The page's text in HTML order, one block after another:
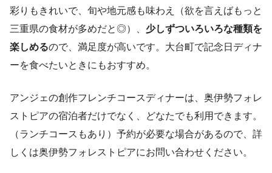
彩りもきれいで、旬や地元感も味わえ（欲を言えばもっと
三重県の食材が多めだと◎）、 少しずついろいろな種類を
楽しめるので、満足度が高いです。大台町で記念日ディナ
ーを食べたいときにもおすすめ。
アンジェの創作フレンチコースディナーは、奥伊勢フォレ
ストピアの宿泊者だけでなく、どなたでも利用できます。
（ランチコースもあり）予約が必要な場合があるので、詳
しくは奥伊勢フォレストピアにお問い合わせください。